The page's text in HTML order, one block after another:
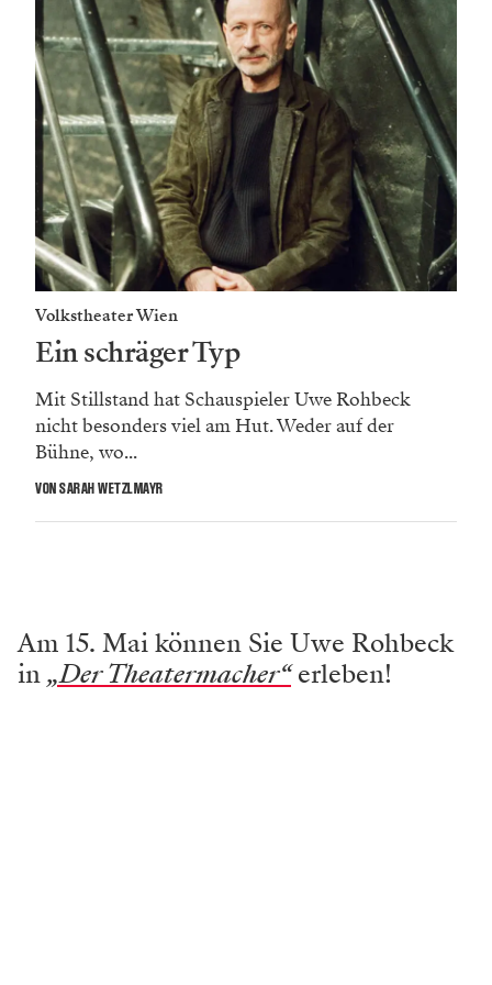
Volkstheater Wien
Ein schräger Typ
Mit Stillstand hat Schauspieler Uwe Rohbeck
nicht be­sonders viel am Hut. Weder auf der
Bühne, wo...
VON SARAH WETZLMAYR
Am 15. Mai können Sie Uwe Rohbeck
in„Der Theatermacher“erleben!